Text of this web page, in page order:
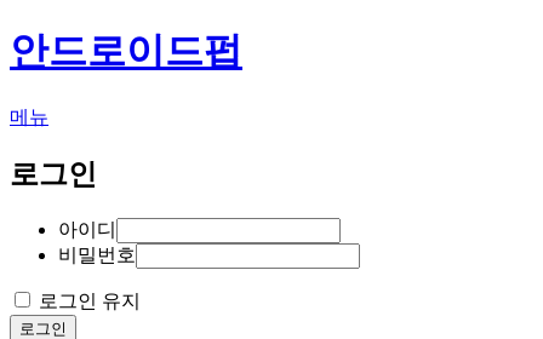
안드로이드펍
메뉴
로그인
아이디
비밀번호
로그인 유지
로그인